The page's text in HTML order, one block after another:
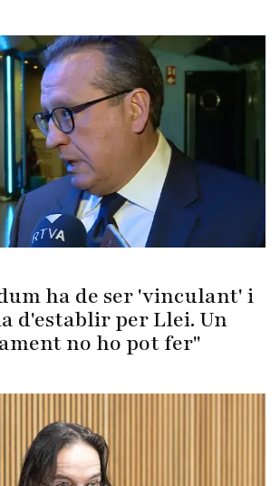
ha de ser 'vinculant' i
d'establir per Llei. Un
no ho pot fer"